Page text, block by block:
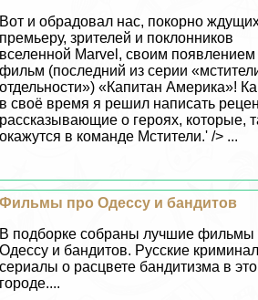
Вот и обрадовал нас, покорно
премьеру, зрителей и поклонников
вселенной Marvel, своим появлением
фильм (последний из серии
отдельности») «Капитан Америка»!
в своё время я решил написать
рассказывающие о героях, которые,
окажутся в комaнде Мстители.' /> ...
Фильмы про Одессу и бандитов
В подборке собраны лучшие фильмы
Одессу и бандитов. Русские
сериалы о расцвете бандитизма в
городе....